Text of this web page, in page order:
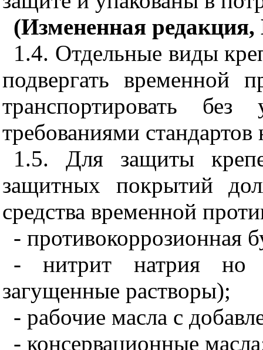
(Измененная
1.4. Отдельные виды
подвергать временной
транспортировать
требованиями
1.5. Для защиты
защитных покрытий
средства временной
- противокоррозионная
- нитрит натрия
загущенные растворы);
- рабочие масла с
- консервационные